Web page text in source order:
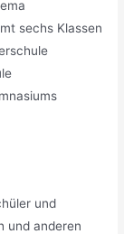
sechs Klassen
und
und anderen